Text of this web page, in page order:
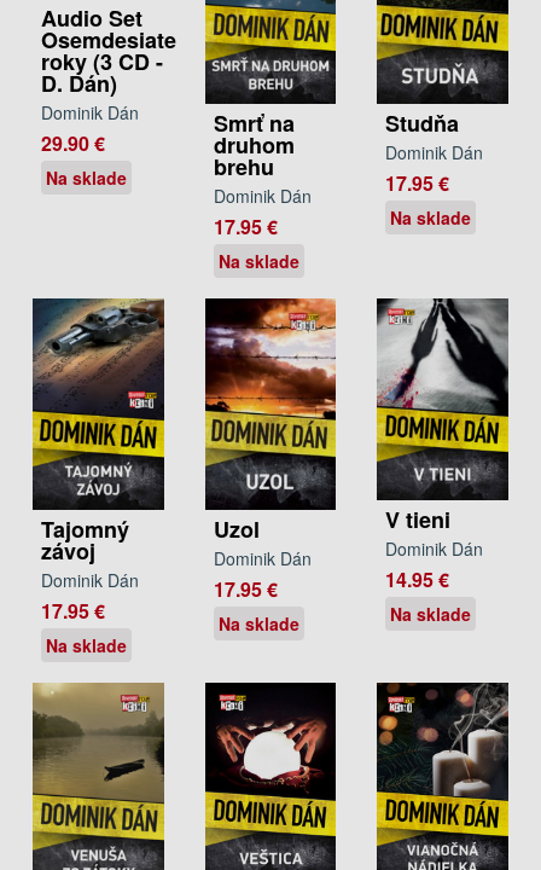
Audio Set
Osemdesiate
roky (3 CD -
D. Dán)
Dominik Dán
29.90 €
Na sklade
Smrť na
druhom
brehu
Dominik Dán
17.95 €
Na sklade
Studňa
Dominik Dán
17.95 €
Na sklade
Tajomný
závoj
Dominik Dán
17.95 €
Na sklade
Uzol
Dominik Dán
17.95 €
Na sklade
V tieni
Dominik Dán
14.95 €
Na sklade